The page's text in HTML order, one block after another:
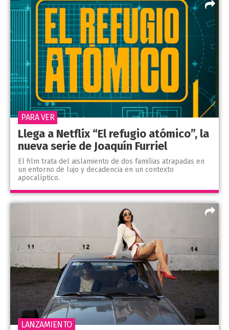
Llega a Netflix “El refugio atómico”, la
nueva serie de Joaquín Furriel
El film trata del aislamiento de dos familias atrapadas en
un entorno de lujo y decadencia en un contexto
apocalíptico.
PARA VER
LANZAMIENTO